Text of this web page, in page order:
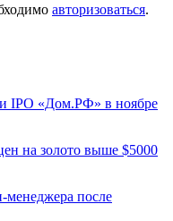
авторизоваться.
IPO «Дом.РФ» в ноябре
на золото выше $5000
менеджера после